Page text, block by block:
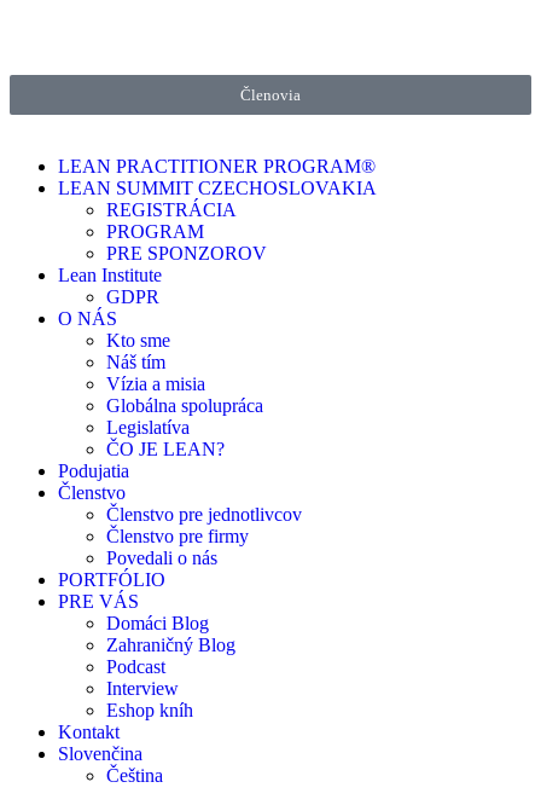
Členovia
LEAN PRACTITIONER PROGRAM®
LEAN SUMMIT CZECHOSLOVAKIA
REGISTRÁCIA
PROGRAM
PRE SPONZOROV
Lean Institute
GDPR
O NÁS
Kto sme
Náš tím
Vízia a misia
Globálna spolupráca
Legislatíva
ČO JE LEAN?
Podujatia
Členstvo
Členstvo pre jednotlivcov
Členstvo pre firmy
Povedali o nás
PORTFÓLIO
PRE VÁS
Domáci Blog
Zahraničný Blog
Podcast
Interview
Eshop kníh
Kontakt
Slovenčina
Čeština